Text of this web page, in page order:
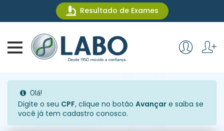
Resultado de Exames
Olá!
Digite o seu CPF, clique no botão Avançar e saiba se
você já tem cadastro conosco.